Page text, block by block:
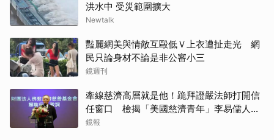
洪水中 受災範圍擴大
Newtalk
豔麗網美與情敵互毆低Ｖ上衣遭扯走光 網
民只論身材不論是非公審小三
鏡週刊
牽線慈濟高層就是他！跪拜證嚴法師打開信
任窗口 檢揭「美國慈濟青年」李易儒人脈
網絡
鏡報